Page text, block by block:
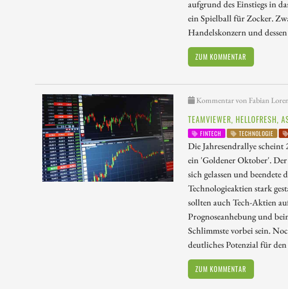
aufgrund des Einstiegs in
ein Spielball für Zocker.
Handelskonzern und
ZUM KOMMENTAR
Kommentar von Fabian
TEAMVIEWER, HELLOFRESH,
FINTECH TECHNOLOGIE
Die Jahresendrallye
ein 'Goldener Oktober'.
sich gelassen und
Technologieaktien stark
sollten auch Tech-Aktien
Prognoseanhebung und
Schlimmste vorbei sein.
deutliches Potenzial für
ZUM KOMMENTAR